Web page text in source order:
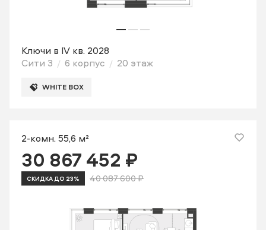
Ключи в IV кв. 2028
Сити 3
6 корпус 20 этаж
WHITE BOX
2-комн. 55,6 м²
30 867 452 ₽
СКИДКА ДО 23% 40 087 600 ₽